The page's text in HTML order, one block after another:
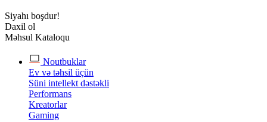
Siyahı boşdur!
Daxil ol
Məhsul Kataloqu
Noutbuklar
Ev və təhsil üçün
Süni intellekt dəstəkli
Performans
Kreatorlar
Gaming